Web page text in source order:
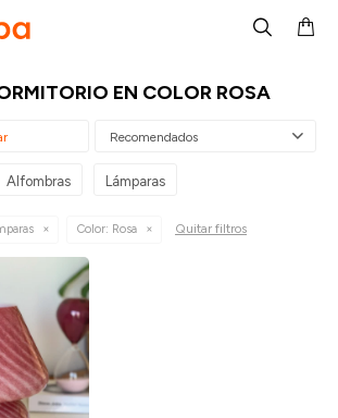
EN COLOR ROSA
Recomendados
Alfombras Lámparas
Color: Rosa Quitar filtros